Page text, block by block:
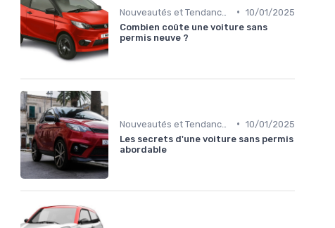
• 10/01/2025
Combien coûte une voiture sans
permis neuve ?
• 10/01/2025
Les secrets d'une voiture sans permis
abordable